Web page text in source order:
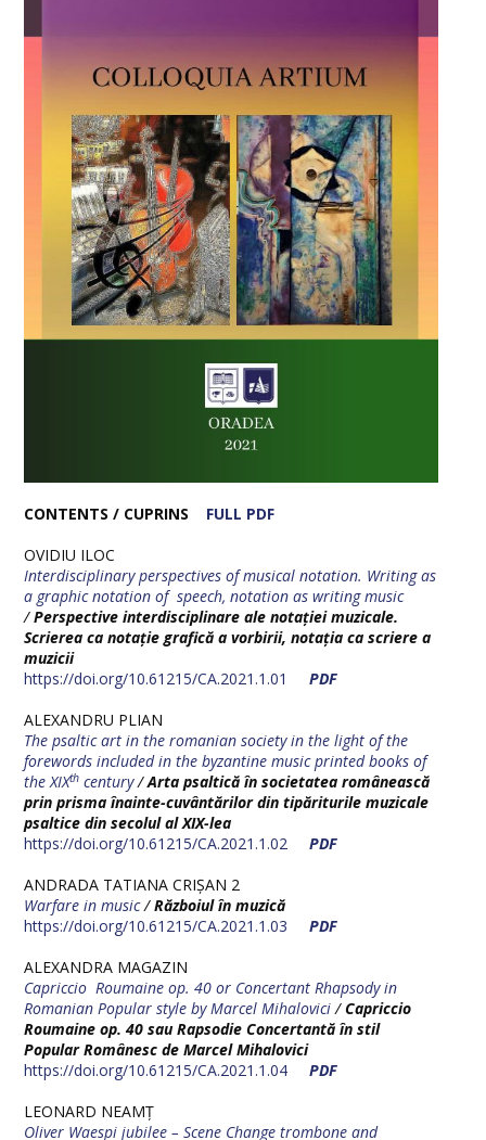
ADMITERE
COLLOQUIA ARTIUM
Presentation
Editorial Team
Current Issue
For Authors
Archive
CONTENTS / CUPRINS FULL PDF
OVIDIU ILOC
Interdisciplinary perspectives of musical notation. Writing as
a graphic notation of speech, notation as writing music
/Perspective interdisciplinare ale notației muzicale.
Scrierea ca notație grafică a vorbirii, notația ca scriere a
muzicii
https://doi.org/10.61215/CA.2021.1.01
PDF
ALEXANDRU PLIAN
The psaltic art in the romanian society in the light of the
forewords included in the byzantine music printed books of
the XIXth century/Arta psaltică în societatea românească
prin prisma înainte-cuvântărilor din tipăriturile muzicale
psaltice din secolul al XIX-lea
https://doi.org/10.61215/CA.2021.1.02
PDF
ANDRADA TATIANA CRIȘAN 2
Warfare in music/Războiul în muzică
https://doi.org/10.61215/CA.2021.1.03
PDF
ALEXANDRA MAGAZIN
Capriccio Roumaine op. 40 or Concertant Rhapsody in
Romanian Popular style by Marcel Mihalovici/Capriccio
Roumaine op. 40 sau Rapsodie Concertantă în stil
Popular Românesc de MarcelMihalovici
https://doi.org/10.61215/CA.2021.1.04
PDF
LEONARD NEAMȚ
Oliver Waespi jubilee – Scene Change trombone and